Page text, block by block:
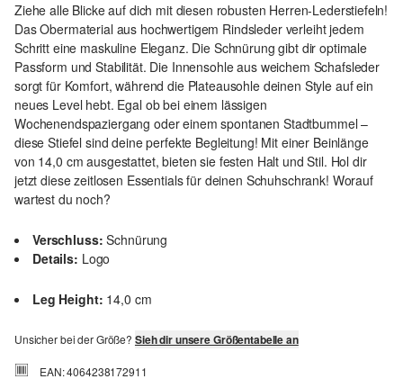
Ziehe alle Blicke auf dich mit diesen robusten Herren-Lederstiefeln!
Das Obermaterial aus hochwertigem Rindsleder verleiht jedem
Schritt eine maskuline Eleganz. Die Schnürung gibt dir optimale
Passform und Stabilität. Die Innensohle aus weichem Schafsleder
sorgt für Komfort, während die Plateausohle deinen Style auf ein
neues Level hebt. Egal ob bei einem lässigen
Wochenendspaziergang oder einem spontanen Stadtbummel –
diese Stiefel sind deine perfekte Begleitung! Mit einer Beinlänge
von 14,0 cm ausgestattet, bieten sie festen Halt und Stil. Hol dir
jetzt diese zeitlosen Essentials für deinen Schuhschrank! Worauf
wartest du noch?
Verschluss: Schnürung
Details: Logo
Leg Height: 14,0 cm
Unsicher bei der Größe? Sieh dir unsere Größentabelle an
EAN: 4064238172911